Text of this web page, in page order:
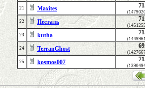
21
Maxites
22
Песталь
23
kutha
24
TerranGhost
25
kosmos007